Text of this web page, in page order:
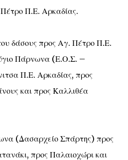
Π.Ε. Αρκαδίας.
δάσους προς Αγ. Πέτρο Π.Ε.
Πάρνωνα (Ε.Ο.Σ. –
Π.Ε. Αρκαδίας, προς
και προς Καλλιθέα
(Δασαρχείο Σπάρτης) προς
προς Παλαιοχώρι και